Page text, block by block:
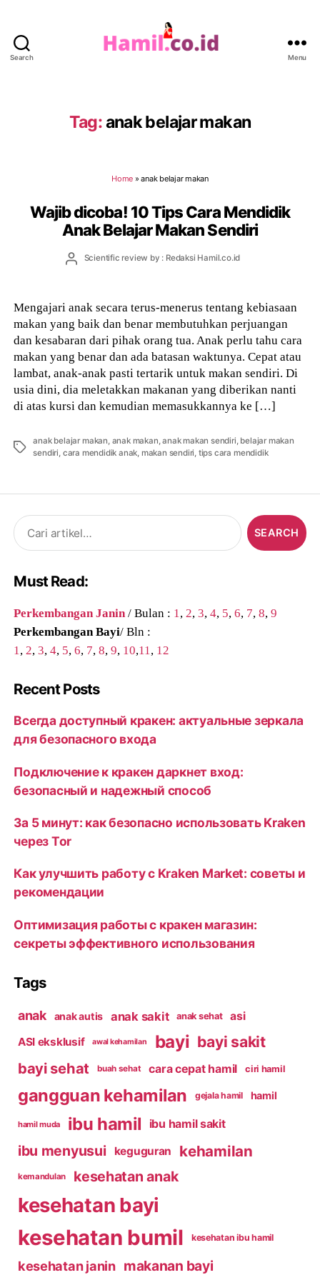
Search Menu
Tag:anak belajar makan
Home »anak belajar makan
Wajib dicoba! 10 Tips Cara Mendidik
Anak Belajar Makan Sendiri
PostScientific review by : Redaksi Hamil.co.id
Mengajari anak secara terus-menerus tentang kebiasaan
makan yang baik dan benar membutuhkan perjuangan
dan kesabaran dari pihak orang tua. Anak perlu tahu cara
makan yang benar dan ada batasan waktunya. Cepat atau
lambat, anak-anak pasti tertarik untuk makan sendiri. Di
usia dini, dia meletakkan makanan yang diberikan nanti
di atas kursi dan kemudian memasukkannya ke […]
Tags
anak belajar makan, anak makan,anak makan sendiri, belajar makan
sendiri, cara mendidik anak, makan sendiri, tips cara mendidik
Search
for:
Must Read:
Perkembangan Janin / Bulan : 1 , 2,3,4, 5,6, 7,8,9
Perkembangan Bayi/ Bln :
1 , 2,3,4, 5,6, 7,8,9, 10,11 , 12
Recent Posts
Всегда доступный кракен: актуальные зеркала
для безопасного входа
Подключение к кракен даркнет вход:
безопасный и надежный способ
За 5 минут: как безопасно использовать Kraken
через Tor
Как улучшить работу с Kraken Market: советы и
рекомендации
Оптимизация работы с кракен магазин:
секреты эффективного использования
Tags
anak anak autis anak sakit anak sehat
asi
ASI eksklusif
awal kehamilan bayi bayi sakit
bayi sehat buah sehat cara cepat hamil ciri hamil
gangguan kehamilan gejala hamil hamil
hamil muda ibu hamil ibu hamil sakit
ibu menyusui keguguran kehamilan
kemandulan kesehatan anak
kesehatan bayi
kesehatan bumil kesehatan ibu hamil
kesehatan janin makanan bayi